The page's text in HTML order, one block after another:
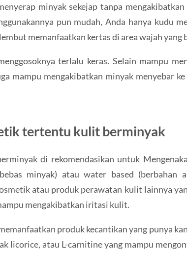
minyak sekejap tanpa
pun mudah, Anda hanya kudu
memanfaatkan kertas di area wajah yang
terlalu keras. Selain mampu
mampu mengakibatkan minyak menyebar
tertentu kulit berminyak
di rekomendasikan untuk
minyak) atau water based (berbahan
atau produk perawatan kulit lainnya
mengakibatkan iritasi kulit.
produk kecantikan yang punya
licorice, atau L-carnitine yang mampu